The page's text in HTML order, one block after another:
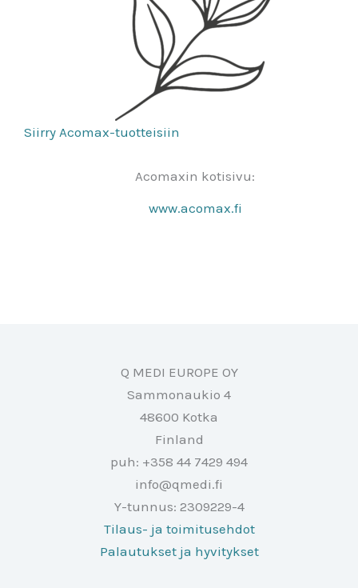
Siirry Acomax-tuotteisiin
Acomaxin kotisivu:
www.acomax.fi
Q MEDI EUROPE OY
Sammonaukio 4
48600 Kotka
Finland
puh: +358 44 7429 494
info@qmedi.fi
Y-tunnus: 2309229-4
Tilaus- ja toimitusehdot
Palautukset ja hyvitykset